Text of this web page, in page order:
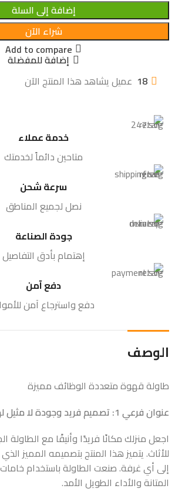
إضافة إلى السلة
شراء الآن
Add to compare
إضافة للمفضلة
18 عميل يشاهد هذا المنتج الآن
خدمة عملاء
متاحين دائماً لخدمتك
سرعة شحن
نصل لجميع المناطق
جودة الصناعة
إهتمام بأدق التفاصيل
دفع آمن
دفع واسترجاع آمن
الوصف
طاولة قهوة متعددة الوظائف مميزة
عنوان فرعي 1: تصميم فريد وجودة لا مثيل لها
اجعل منزلك مكانًا فريدًا وأنيقًا مع الطاولة
للأثاث. يتميز هذا المنتج بتصميمه المميز
إلى أي غرفة. صنعت الطاولة باستخدام
المتانة والأداء الطويل الأمد.